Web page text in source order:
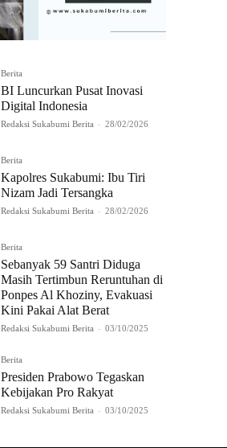
Berita
BI Luncurkan Pusat Inovasi
Digital Indonesia
Redaksi Sukabumi Berita - 28/02/2026
Berita
Kapolres Sukabumi: Ibu Tiri
Nizam Jadi Tersangka
Redaksi Sukabumi Berita - 28/02/2026
Berita
Sebanyak 59 Santri Diduga
Masih Tertimbun Reruntuhan di
Ponpes Al Khoziny, Evakuasi
Kini Pakai Alat Berat
Redaksi Sukabumi Berita - 03/10/2025
Berita
Presiden Prabowo Tegaskan
Kebijakan Pro Rakyat
Redaksi Sukabumi Berita - 03/10/2025